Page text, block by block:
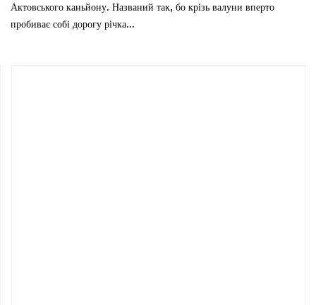
Актовського каньйону. Названий так, бо крізь валуни вперто
пробиває собі дорогу річка...